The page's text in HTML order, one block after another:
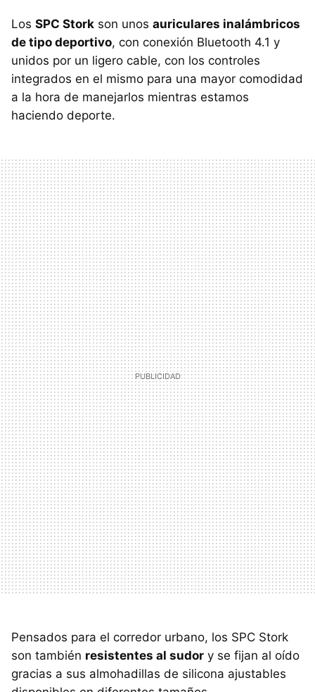
Los SPC Stork son unos auriculares inalámbricos
de tipo deportivo, con conexión Bluetooth 4.1 y
unidos por un ligero cable, con los controles
integrados en el mismo para una mayor comodidad
a la hora de manejarlos mientras estamos
haciendo deporte.
Pensados para el corredor urbano, los SPC Stork
son también resistentes al sudor y se fijan al oído
gracias a sus almohadillas de silicona ajustables